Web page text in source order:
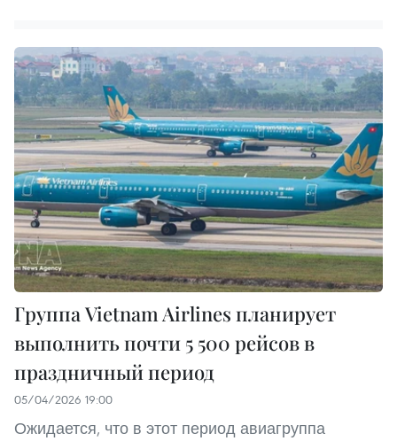
Группа Vietnam Airlines планирует
выполнить почти 5 500 рейсов в
праздничный период
05/04/2026 19:00
Ожидается, что в этот период авиагруппа